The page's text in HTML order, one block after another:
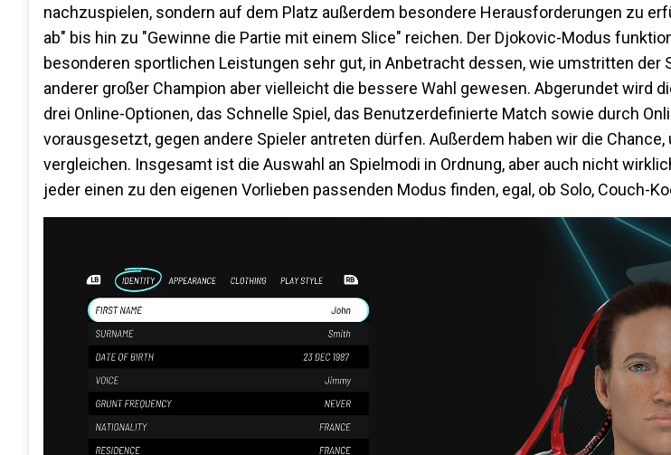
nachzuspielen, sondern auf dem Platz außerdem besondere Herausforderungen zu
ab" bis hin zu "Gewinne die Partie mit einem Slice" reichen. Der Djokovic-Modus
besonderen sportlichen Leistungen sehr gut, in Anbetracht dessen, wie umstritten der
anderer großer Champion aber vielleicht die bessere Wahl gewesen. Abgerundet wird
drei Online-Optionen, das Schnelle Spiel, das Benutzerdefinierte Match sowie durch
vorausgesetzt, gegen andere Spieler antreten dürfen. Außerdem haben wir die
vergleichen. Insgesamt ist die Auswahl an Spielmodi in Ordnung, aber auch nicht
jeder einen zu den eigenen Vorlieben passenden Modus finden, egal, ob Solo, Couch-